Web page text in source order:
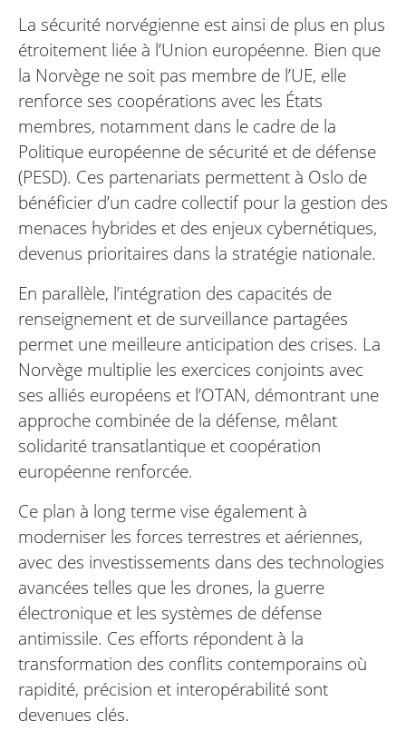
La sécurité norvégienne est ainsi de plus en plus
étroitement liée à l’Union européenne. Bien que
la Norvège ne soit pas membre de l’UE, elle
renforce ses coopérations avec les États
membres, notamment dans le cadre de la
Politique européenne de sécurité et de défense
(PESD). Ces partenariats permettent à Oslo de
bénéficier d’un cadre collectif pour la gestion des
menaces hybrides et des enjeux cybernétiques,
devenus prioritaires dans la stratégie nationale.
En parallèle, l’intégration des capacités de
renseignement et de surveillance partagées
permet une meilleure anticipation des crises. La
Norvège multiplie les exercices conjoints avec
ses alliés européens et l’OTAN, démontrant une
approche combinée de la défense, mêlant
solidarité transatlantique et coopération
européenne renforcée.
Ce plan à long terme vise également à
moderniser les forces terrestres et aériennes,
avec des investissements dans des technologies
avancées telles que les drones, la guerre
électronique et les systèmes de défense
antimissile. Ces efforts répondent à la
transformation des conflits contemporains où
rapidité, précision et interopérabilité sont
devenues clés.